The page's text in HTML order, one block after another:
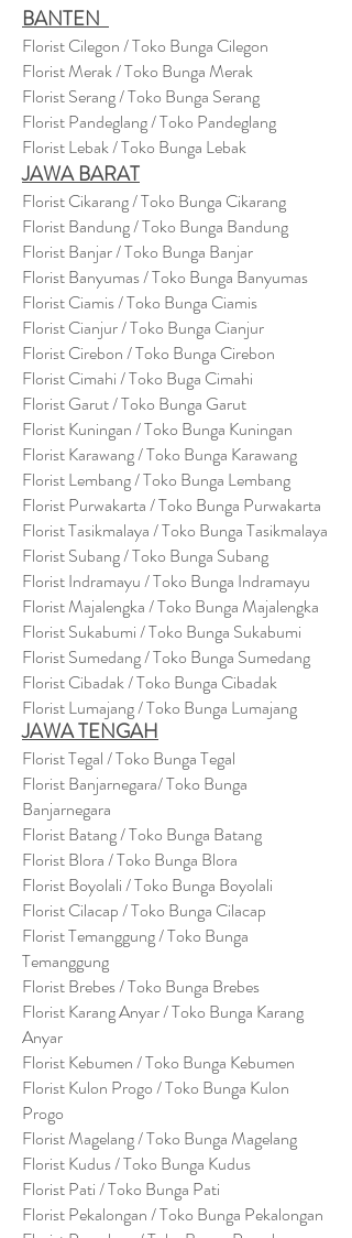
BANTEN
Florist Cilegon / Toko Bunga Cilegon
Florist Merak / Toko Bunga Merak
Florist Serang / Toko Bunga Serang
Florist Pandeglang / Toko Pandeglang
Florist Lebak / Toko Bunga Lebak
JAWA BARAT
Florist Cikarang/ Toko Bunga Cikarang
Florist Bandung / Toko Bunga Bandung
Florist Banjar / Toko Bunga Banjar
Florist Banyumas / Toko Bunga Banyumas
Florist Ciamis / Toko Bunga Ciamis
Florist Cianjur / Toko Bunga Cianjur
Florist Cirebon / Toko Bunga Cirebon
Florist Cimahi / Toko Buga Cimahi
Florist Garut / Toko Bunga Garut
Florist Kuningan / Toko Bunga Kuningan
Florist Karawang / Toko Bunga Karawang
Florist Lembang / Toko Bunga Lembang
Florist Purwakarta / Toko Bunga Purwakarta
Florist Tasikmalaya / Toko Bunga Tasikmalaya
Florist Subang / Toko Bunga Subang
Florist Indramayu / Toko Bunga Indramayu
Florist Majalengka / Toko Bunga Majalengka
Florist Sukabumi / Toko Bunga Sukabumi
Florist Sumedang / Toko Bunga Sumedang
Florist Cibadak / Toko Bunga Cibadak
Florist Lumajang / Toko Bunga Lumajang
JAWA TENGAH
Florist Tegal / Toko Bunga Tegal
Florist Banjarnegara/ Toko Bunga
Banjarnegara
Florist Batang / Toko Bunga Batang
Florist Blora / Toko Bunga Blora
Florist Boyolali / Toko Bunga Boyolali
Florist Cilacap / Toko Bunga Cilacap
Florist Temanggung / Toko Bunga
Temanggung
Florist Brebes / Toko Bunga Brebes
Florist Karang Anyar / Toko Bunga Karang
Anyar
Florist Kebumen / Toko Bunga Kebumen
Florist Kulon Progo / Toko Bunga Kulon
Progo
Florist Magelang / Toko Bunga Magelang
Florist Kudus / Toko Bunga Kudus
Florist Pati / Toko Bunga Pati
Florist Pekalongan / Toko Bunga Pekalongan